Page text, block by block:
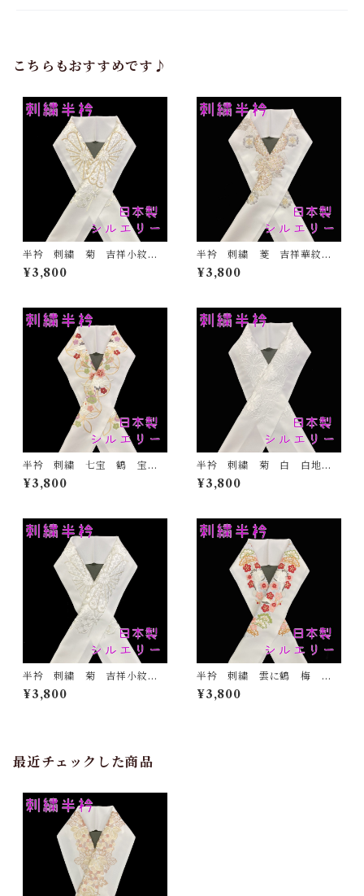
こちらもおすすめです♪
半衿 刺繍 菊 吉祥小紋
金 白地 シルエリー 新合
繊 日本製 刺繍衿 和装小
¥3,800
半衿 刺繍 菱 吉祥華紋
白地 シルエリー 新合繊
日本製 刺繍衿 和装小物
¥3,800
半衿 刺繍 七宝 鶴 宝尽
くし 白地 シルエリー 新
合繊 日本製 刺繍衿 和装
¥3,800
半衿 刺繍 菊 白 白地
シルエリー 新合繊 日本
製 刺繍衿 和装小物 着
¥3,800
半衿 刺繍 菊 吉祥小紋
銀 白地 シルエリー 新合
繊 日本製 刺繍衿 和装小
¥3,800
半衿 刺繍 雲に鶴 梅
松 白地 シルエリー 新合
繊 日本製 刺繍衿 和装小
¥3,800
最近チェックした商品